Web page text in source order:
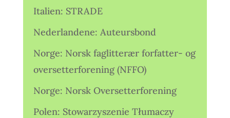
Italien: STRADE
Nederlandene: Auteursbond
Norge: Norsk faglitterær forfatter- og
oversetterforening (NFFO)
Norge: Norsk Oversetterforening
Polen: Stowarzyszenie Tłumaczy